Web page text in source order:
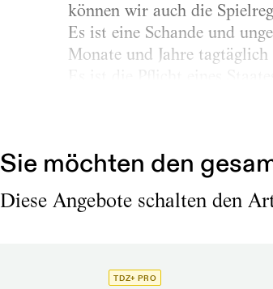
können wir auch die
Es ist eine Schande und
Monate und Jahre
Sie möchten den
Diese Angebote schalten den
TDZ+ PRO